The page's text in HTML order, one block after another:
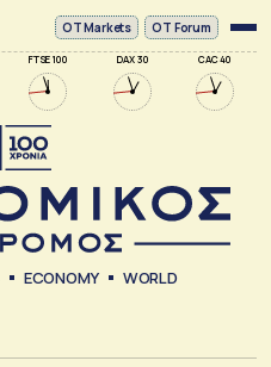
FTSE 100 DAX 30 CAC 40
ΟΤ Markets OT Forum
ECONOMY WORLD